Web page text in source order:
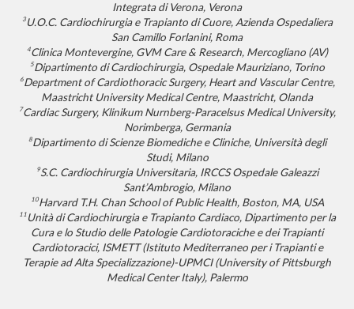
Integrata di Verona, Verona
3U.O.C. Cardiochirurgia e Trapianto di Cuore, Azienda Ospedaliera
San Camillo Forlanini, Roma
4Clinica Montevergine, GVM Care & Research, Mercogliano (AV)
5Dipartimento di Cardiochirurgia, Ospedale Mauriziano, Torino
6Department of Cardiothoracic Surgery, Heart and Vascular Centre,
Maastricht University Medical Centre, Maastricht, Olanda
7Cardiac Surgery, Klinikum Nurnberg-Paracelsus Medical University,
Norimberga, Germania
8Dipartimento di Scienze Biomediche e Cliniche, Università degli
Studi, Milano
9S.C. Cardiochirurgia Universitaria, IRCCS Ospedale Galeazzi
Sant’Ambrogio, Milano
10Harvard T.H. Chan School of Public Health, Boston, MA, USA
11Unità di Cardiochirurgia e Trapianto Cardiaco, Dipartimento per la
Cura e lo Studio delle Patologie Cardiotoraciche e dei Trapianti
Cardiotoracici, ISMETT (Istituto Mediterraneo per i Trapianti e
Terapie ad Alta Specializzazione)-UPMCI (University of Pittsburgh
Medical Center Italy), Palermo